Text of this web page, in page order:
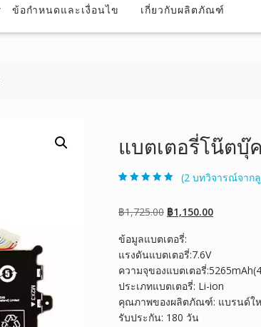
ข้อกำหนดและเงื่อนไข เกี่ยวกับผลิตภัณฑ์
แบตเตอรี่โน๊ตบุ๊ค
เต็มบน
การให้
คะแนนของ
(2 บทวิจารณ์จาก
฿1,725.00 Original
was:
฿1,725.00.
฿1,150.00Current
ข้อมูลแบตเตอรี่:
แรงดันแบตเตอรี่:7.6V
ความจุของแบตเตอรี่
ประเภทแบตเตอรี่: Li-ion
คุณภาพของผลิตภัณฑ์: แบรนด์ใ
รับประกัน: 180 วัน